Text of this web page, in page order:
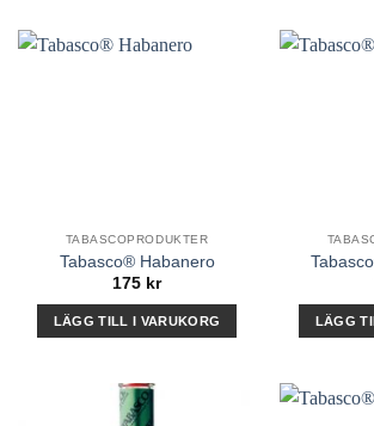
TABASCOPRODUKTER
Tabasco® Habanero
175 kr
LÄGG TILL I VARUKORG LÄGG